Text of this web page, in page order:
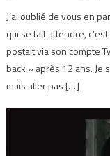
J’ai oublié de vous en
qui se fait attendre,
postait via son compte
back » après 12 ans. Je
mais aller pas […]